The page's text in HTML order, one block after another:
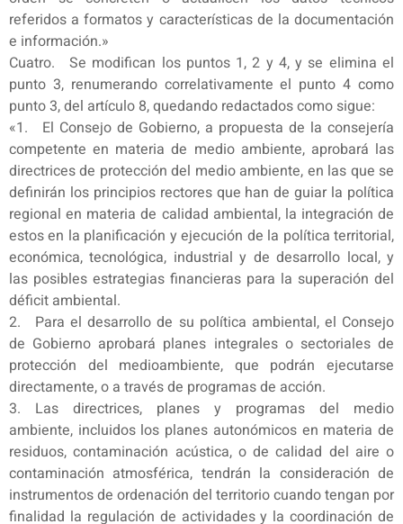
referidos a formatos y características de la documentación
e información.»
Cuatro. Se modifican los puntos 1, 2 y 4, y se elimina el
punto 3, renumerando correlativamente el punto 4 como
punto 3, del artículo 8, quedando redactados como sigue:
«1. El Consejo de Gobierno, a propuesta de la consejería
competente en materia de medio ambiente, aprobará las
directrices de protección del medio ambiente, en las que se
definirán los principios rectores que han de guiar la política
regional en materia de calidad ambiental, la integración de
estos en la planificación y ejecución de la política territorial,
económica, tecnológica, industrial y de desarrollo local, y
las posibles estrategias financieras para la superación del
déficit ambiental.
2. Para el desarrollo de su política ambiental, el Consejo
de Gobierno aprobará planes integrales o sectoriales de
protección del medioambiente, que podrán ejecutarse
directamente, o a través de programas de acción.
3. Las directrices, planes y programas del medio
ambiente, incluidos los planes autonómicos en materia de
residuos, contaminación acústica, o de calidad del aire o
contaminación atmosférica, tendrán la consideración de
instrumentos de ordenación del territorio cuando tengan por
finalidad la regulación de actividades y la coordinación de